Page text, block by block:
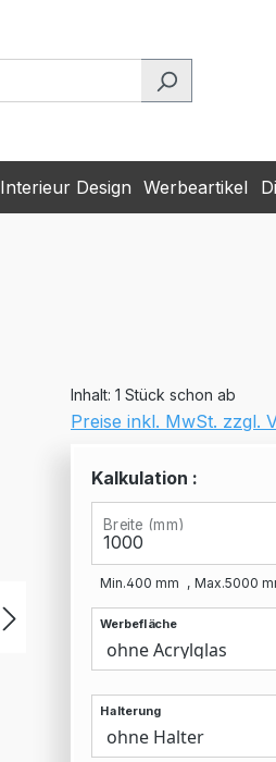
Interieur Design Werbeartikel
Inhalt: 1 Stück schon ab
Preise inkl. MwSt. zzgl.
Kalkulation :
Breite (mm)
Min.400 mm Max.5000
Werbefläche
Halterung